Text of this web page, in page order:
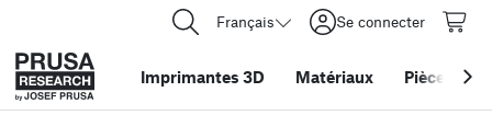
Français Se connecter
Imprimantes 3D Matériaux Pièces &